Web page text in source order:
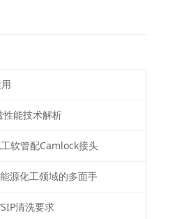
性能技术解析
软管配Camlock接头
源化工领域的多面手
清洗要求